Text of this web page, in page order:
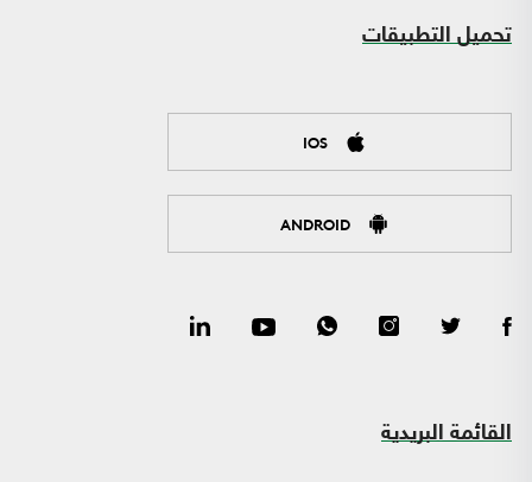
تحميل التطبيقات
IOS
ANDROID
القائمة البريدية